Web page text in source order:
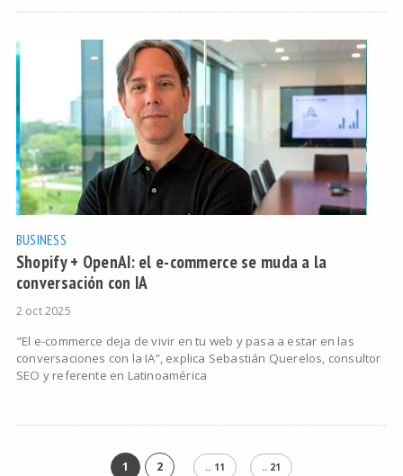
BUSINESS
Shopify + OpenAI: el e-commerce se muda a la
conversación con IA
2 oct 2025
"El e-commerce deja de vivir en tu web y pasa a estar en las
conversaciones con la IA”, explica Sebastián Querelos, consultor
SEO y referente en Latinoamérica
1 2 .. 11 .. 21